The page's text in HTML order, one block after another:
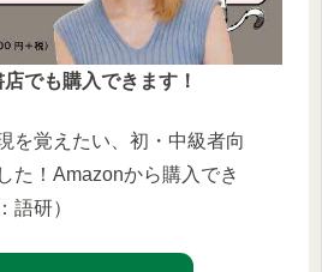
でも購入できます！
を覚えたい、初・中級者向
た！Amazonから購入でき
語研）